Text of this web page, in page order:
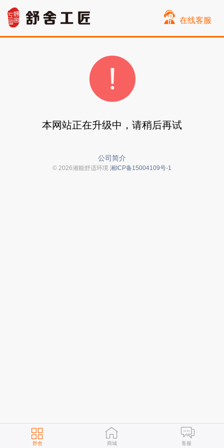
舒舍 商城 客服
在线客服
本网站正在升级中，请稍后再试
公司简介
© 2026湘能舒适环境 湘ICP备15004109号-1